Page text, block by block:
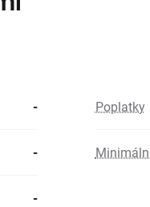
- Poplatky
-
-